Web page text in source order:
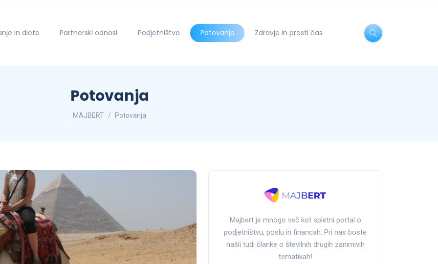
in diete Partnerski odnosi Podjetništvo Potovanja Zdravje in prosti čas
Potovanja
MAJBERT Potovanja
Majbert je mnogo več kot spletni portal o
podjetništvu, poslu in financah. Pri nas boste
našli tudi članke o številnih drugih zanimivih
tematikah!